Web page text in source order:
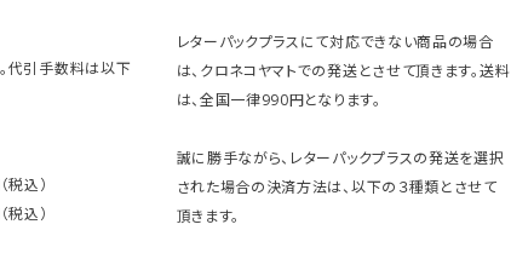
代引手数料は以下
込）
込）
レターパックプラスにて対応できない商品の場合
は、クロネコヤマトでの発送とさせて頂きます。送料
は、全国一律990円となります。
誠に勝手ながら、レターパックプラスの発送を選択
された場合の決済方法は、以下の３種類とさせて
頂きます。